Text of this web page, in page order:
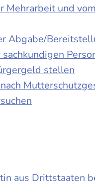
Mehrarbeit und
Abgabe/
stellen
aus Drittstaaten